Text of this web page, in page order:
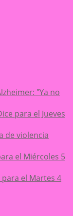
"Ya no
para el Jueves
de violencia
el Miércoles 5
el Martes 4